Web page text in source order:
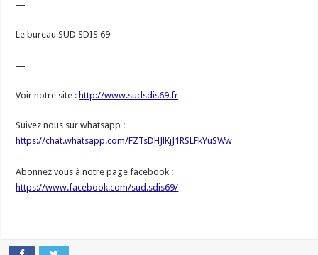
—
Le bureau SUD SDIS 69
—
Voir notre site : http://www.sudsdis69.fr
Suivez nous sur whatsapp :
https://chat.whatsapp.com/FZTsDHJlKjJ1RSLFkYuSWw
Abonnez vous à notre page facebook :
https://www.facebook.com/sud.sdis69/